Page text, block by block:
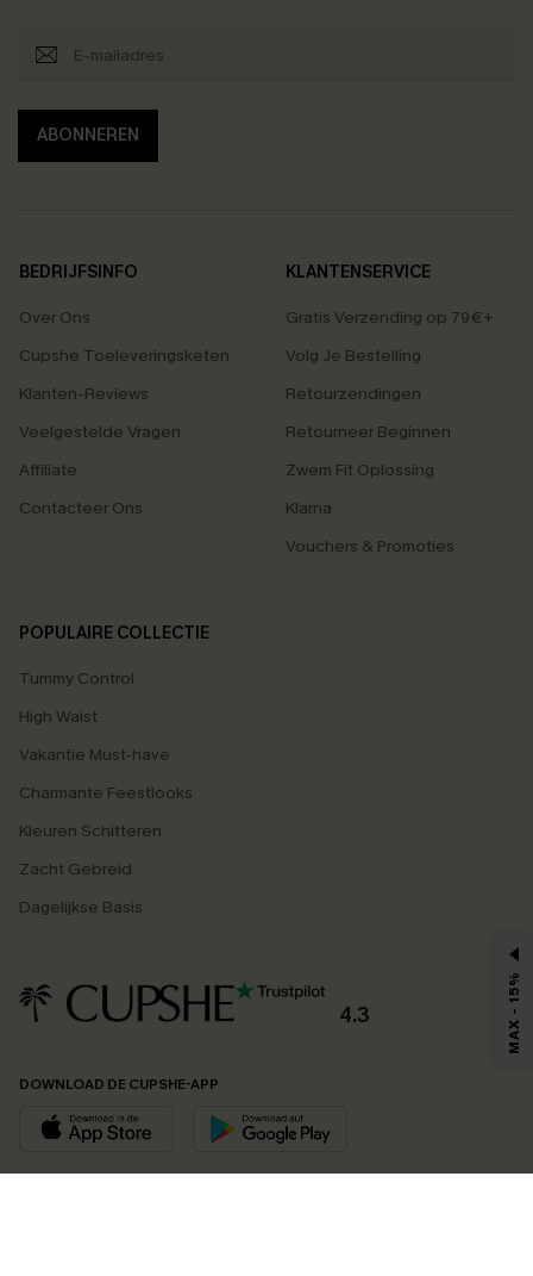
ABONNEREN
BEDRIJFSINFO
Over Ons
Cupshe Toeleveringsketen
Klanten-Reviews
Veelgestelde Vragen
Affiliate
Contacteer Ons
KLANTENSERVICE
Gratis Verzending op 79€+
Volg Je Bestelling
Retourzendingen
Retourneer Beginnen
Zwem Fit Oplossing
Klarna
Vouchers & Promoties
POPULAIRE COLLECTIE
Tummy Control
High Waist
Vakantie Must-have
Charmante Feestlooks
Kleuren Schitteren
Zacht Gebreid
Dagelijkse Basis
4.3
DOWNLOAD DE CUPSHE-APP
MAX - 15%